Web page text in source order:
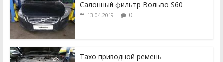
Салонный фильтр Вольво S60
13.04.2019 0
Тахо приводной ремень